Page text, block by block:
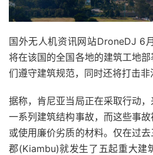
国外无人机资讯网站DroneDJ 6
将在该国的全国各地的建筑工地
们遵守建筑规范，同时还将打击非
据称，肯尼亚当局正在采取行动
一系列建筑结构事故，而这些事
或使用廉价劣质的材料。仅在过
郡(Kiambu)就发生了五起重大建